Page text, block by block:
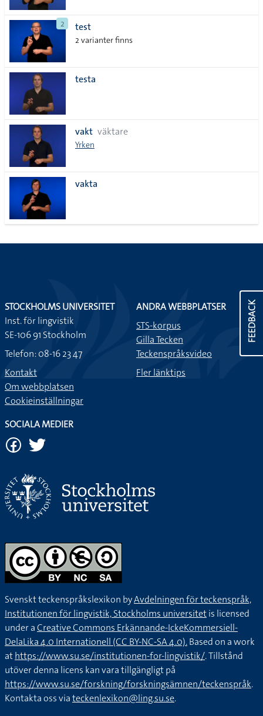
2 test
2 varianter finns
testa
vakt väktare
Yrken
vakta
FEEDBACK
STOCKHOLMS UNIVERSITET
Inst. för lingvistik
SE-106 91 Stockholm
Telefon: 08-16 23 47
Kontakt
Om webbplatsen
Cookieinställningar
ANDRA WEBBPLATSER
STS-korpus
Gilla Tecken
Teckenspråksvideo
Fler länktips
SOCIALA MEDIER
Svenskt teckenspråkslexikon byAvdelningen för teckenspråk,
Institutionen för lingvistik, Stockholms universitetis licensed
under aCreative Commons Erkännande-IckeKommersiell-
DelaLika 4.0 Internationell (CC BY-NC-SA 4.0).Based on a work
athttps://www.su.se/institutionen-for-lingvistik/. Tillstånd
utöver denna licens kan vara tillgängligt på
https://www.su.se/forskning/forskningsämnen/teckenspråk.
Kontakta oss viateckenlexikon@ling.su.se.